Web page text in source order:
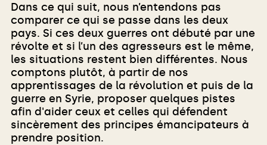
Dans ce qui suit, nous n’entendons pas
comparer ce qui se passe dans les deux
pays. Si ces deux guerres ont débuté par une
révolte et si l’un des agresseurs est le même,
les situations restent bien différentes. Nous
comptons plutôt, à partir de nos
apprentissages de la révolution et puis de la
guerre en Syrie, proposer quelques pistes
afin d'aider ceux et celles qui défendent
sincèrement des principes émancipateurs à
prendre position.